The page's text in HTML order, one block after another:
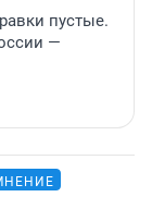
пустые.
—